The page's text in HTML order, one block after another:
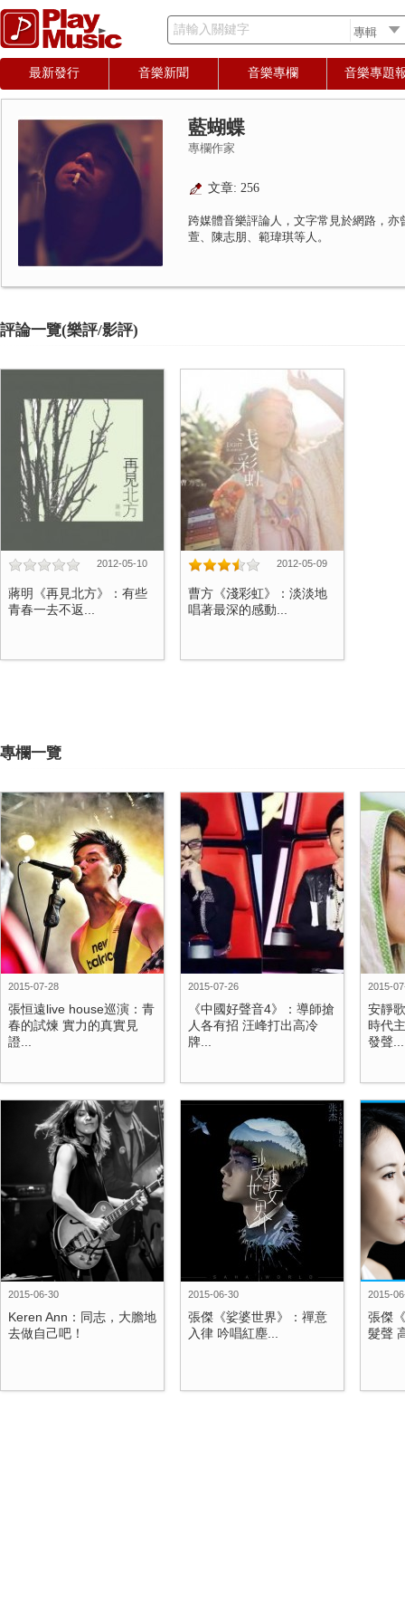
請輸入關鍵字
最新發行 音樂新聞 音樂專欄 音樂專題
藍蝴蝶
專欄作家
文章: 256
跨媒體音樂評論人，文字常見於網路，
萱、陳志朋、範瑋琪等人。
評論一覽(樂評/影評)
2012-05-10
蔣明《再見北方》：有些
青春一去不返...
2012-05-09
曹方《淺彩虹》：淡淡地
唱著最深的感動...
專欄一覽
2015-07-28
張恒遠live house巡演：青
春的試煉 實力的真實見
證...
2015-07-26
《中國好聲音4》：導師搶
人各有招 汪峰打出高冷
牌...
2015-
安靜
時代
發聲...
2015-06-30
Keren Ann：同志，大膽地
去做自己吧！
2015-06-30
張傑《娑婆世界》：禪意
入律 吟唱紅塵...
2015-
張傑
髮聲